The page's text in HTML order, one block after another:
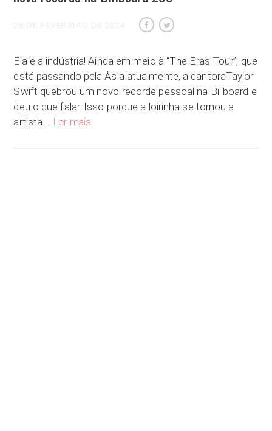
28 DE FEVEREIRO DE 2024
Ela é a indústria! Ainda em meio à “The Eras Tour”, que
está passando pela Ásia atualmente, a cantoraTaylor
Swift quebrou um novo recorde pessoal na Billboard e
deu o que falar. Isso porque a loirinha se tornou a
artista … Ler mais